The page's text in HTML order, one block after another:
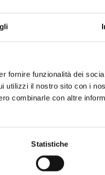
fornire funzionalità dei
utilizzi il nostro sito con i
combinarle con altre
Statistiche